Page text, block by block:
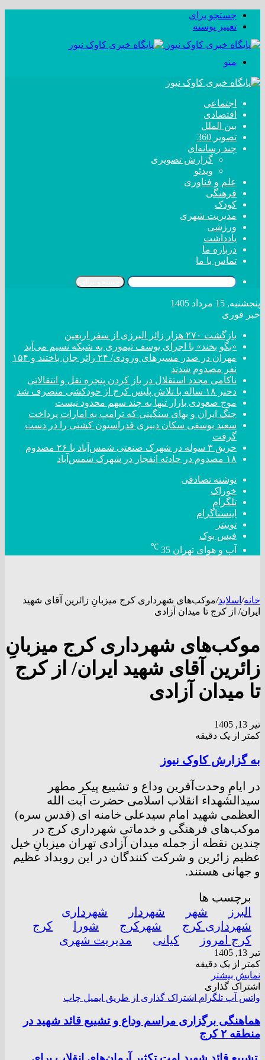
جستجو برای
تغییر پوسته
منو
اجتماعی
اقتصادی
بین الملل
تصویر 360
چند رسانه‌ای
گزارش تصویری
ویدئو
علم و فناوری
فرهنگی
کودک
مدیریت شهری
ورزشی
یادداشت
درباره ما
تماس با ما
پنجشنبه, 15 مرداد 1405
خبر فوری
بازگشت ۲۷۰ هزار زائر البرزی از سفر اربعین
«بگو بخند» با اجرای یوسف تیموری به شبکه نسیم می‌آید
مهران در صدر مسیر‌های ورودی/ ۲۴ زائر جان باختند و ۱۵۴
نفر مصدوم شدند
ناکامی مجدد استقلال در باز کردن پنجره نقل و انتقالاتی
دختر ‌۱۸‌ ‌ساله‌ با تلاش پلیس کرج از خودکشی منصرف شد
موج صعودی بازار تنها به چند سهم محدود نیست
جنگ ایران و بهای سنگینی که ترامپ به امارات پرداخت
سعید یوسفی سکان دبیری فدراسیون کشتی را در دست
گرفت
حریق ۳ سوله در شهرک صنعتی شمس‌آباد با ۲۶ مصدوم
۱۸ مصدوم در حادثه انفجار در شهرک شمس‌آباد
نوشته تصادفی
خوراک
تلگرام
اینستاگرام
توییتر
فیس بوک
آب و هوای تهران 35
℃
خانه/ اسلاید/موکب‌های شهرداری کرج میزبانِ زائرین آقای شهید
ایران/ از کرج تا میدان آزادی
موکب‌های شهرداری کرج میزبانِ
زائرین آقای شهید ایران/ از کرج
تا میدان آزادی
تیر 13, 1405
کمتر از یک دقیقه
به گزارش کاوک نیوز
در ایامِ وحدت‌آفرین وداع و تشییع پیکر مطهر
سیدالشهداء انقلاب اسلامی حضرت آیت الله
العظمی شهید امام سیدعلی خامنه ای (قدس سره)
موکب‌های فرهنگی و خدماتی شهرداری کرج در
چندین نقطه از جمله میدان آزادی تهران میزبانِ خیل
عظیم زائرین و شرکت کنندگان در این رویداد عظیم
و جهانی هستند.
برچسب ها
البرز
شهر شهردار
شهرداری
شهرداری کرج
شهرکرج شورا
کرج
کرج امروز
کیانی مدیریت شهری
تیر 13, 1405
کمتر از یک دقیقه
نمایش بیشتر
اشتراک گذاری
واتس آپ تلگرام اشتراک گذاری از طریق ایمیل چاپ
هماهنگی برگزاری مراسم وداع و تشییع قائد شهید در
منطقه ۲ کرج